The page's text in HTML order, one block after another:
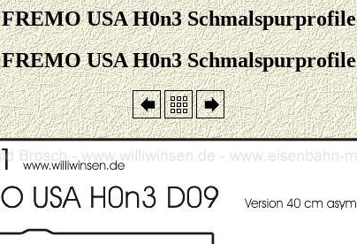
FREMO USA H0n3 Schmalspurprofile
FREMO USA H0n3 Schmalspurprofile